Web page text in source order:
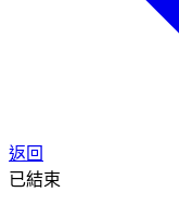
返回
已結束